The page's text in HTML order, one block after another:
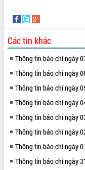
ven biển
Đắk Lắk nỗ lực thúc đẩy tăng
kinh tế từ 10% trở lên trong Quý
II/2026
Đắk Lắk ký kết thỏa thuận
chuyển đổi số giai đoạn
với Tập đoàn Bưu chính Viễn
Việt Nam
Đắk Lắk về phát triển nhân
cho trạm y tế cấp xã
Du lịch Đắk Lắk nâng tầm
du khách thông qua Hệ thống
liệu và Bản đồ số
Các tin khác
Thông tin báo chí ngày
Thông tin báo chí ngày
Thông tin báo chí ngày
Thông tin báo chí ngày
Thông tin báo chí ngày
Thông tin báo chí ngày
Thông tin báo chí ngày
Thông tin báo chí ngày